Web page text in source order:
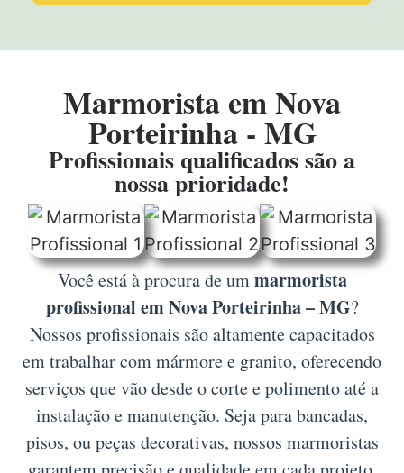
Marmorista em Nova
Porteirinha - MG
Profissionais qualificados são a
nossa prioridade!
Você está à procura de ummarmorista
profissional em Nova Porteirinha – MG?
Nossos profissionais são altamente capacitados
em trabalhar com mármore e granito, oferecendo
serviços que vão desde o corte e polimento até a
instalação e manutenção. Seja para bancadas,
pisos, ou peças decorativas, nossos marmoristas